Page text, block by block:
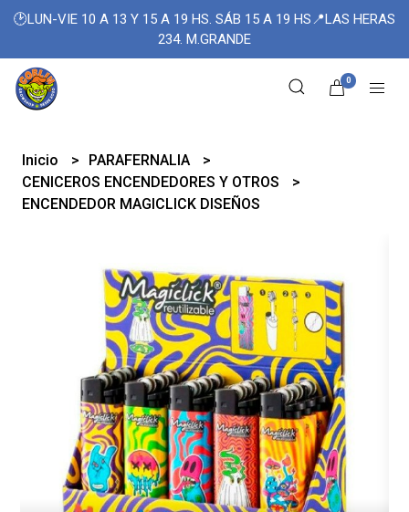
🕑LUN-VIE 10 A 13 Y 15 A 19 HS. SÁB 15 A 19 HS📍LAS HERAS
234. M.GRANDE
0
Inicio
PARAFERNALIA
CENICEROS ENCENDEDORES Y OTROS
ENCENDEDOR MAGICLICK DISEÑOS